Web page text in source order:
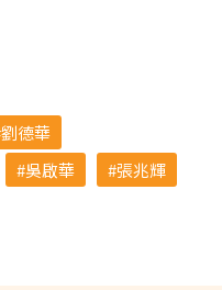
劉德華
吳啟華
張兆輝